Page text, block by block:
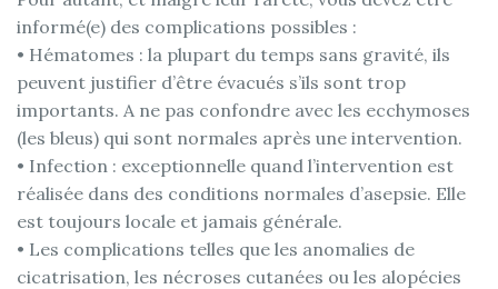
informé(e) des complications possibles :
• Hématomes : la plupart du temps sans gravité, ils
peuvent justifier d’être évacués s’ils sont trop
importants. A ne pas confondre avec les ecchymoses
(les bleus) qui sont normales après une intervention.
• Infection : exceptionnelle quand l’intervention est
réalisée dans des conditions normales d’asepsie. Elle
est toujours locale et jamais générale.
• Les complications telles que les anomalies de
cicatrisation, les nécroses cutanées ou les alopécies